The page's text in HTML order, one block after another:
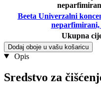
Beeta Univerzalni
neparfimirani,
Ukupna
Dodaj oboje u vašu košaricu
Opis
Sredstvo za